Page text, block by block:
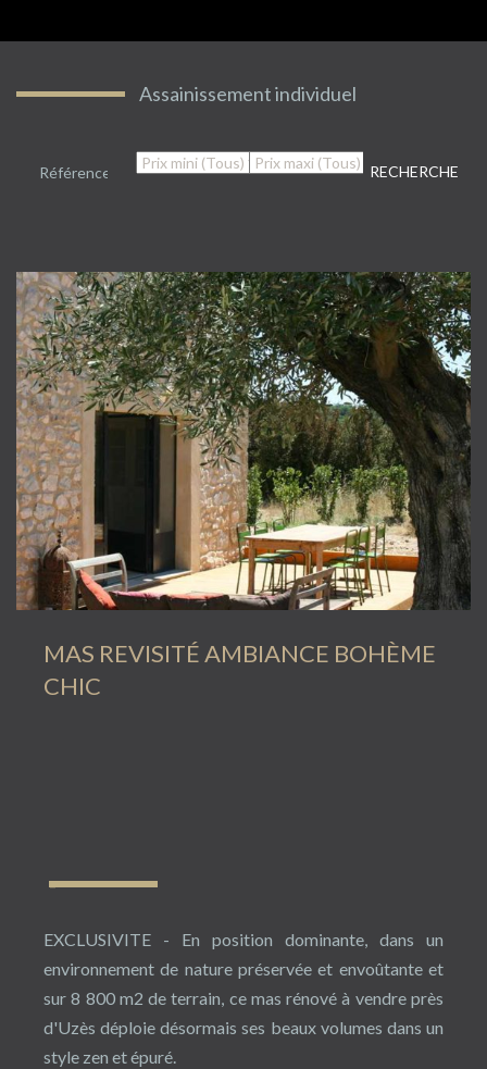
Assainissement individuel
MAS REVISITÉ AMBIANCE BOHÈME
CHIC
EXCLUSIVITE - En position dominante, dans un
environnement de nature préservée et envoûtante et
sur 8 800 m2 de terrain, ce mas rénové à vendre près
d'Uzès déploie désormais ses beaux volumes dans un
style zen et épuré.